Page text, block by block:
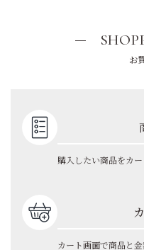
お
購入したい商品をカー
カート画面で商品と金